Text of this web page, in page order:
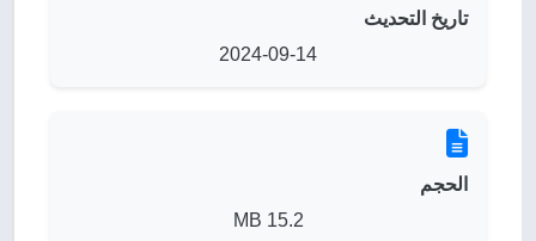
تاريخ التحديث
2024-09-14
الحجم
15.2 MB